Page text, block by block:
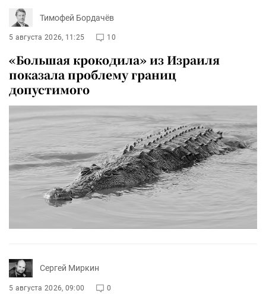
Тимофей Бордачёв
5 августа 2026, 11:25 10
«Большая крокодила» из Израиля
показала проблему границ
допустимого
Сергей Миркин
5 августа 2026, 09:00 0